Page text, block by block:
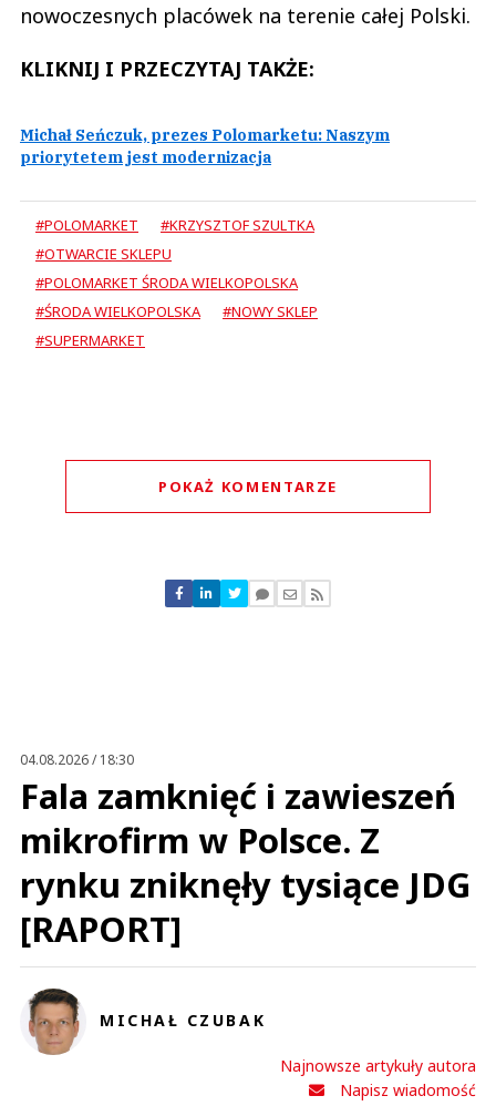
nowoczesnych placówek na terenie całej Polski.
KLIKNIJ I PRZECZYTAJ TAKŻE:
Michał Seńczuk, prezes Polomarketu: Naszym
priorytetem jest modernizacja
#POLOMARKET
#KRZYSZTOF SZULTKA
#OTWARCIE SKLEPU
#POLOMARKET ŚRODA WIELKOPOLSKA
#ŚRODA WIELKOPOLSKA
#NOWY SKLEP
#SUPERMARKET
POKAŻ KOMENTARZE
Nie znaleziono komentarzy
Zostaw swoje komentarze
04.08.2026 / 18:30
Fala zamknięć i zawieszeń
mikrofirm w Polsce. Z
rynku zniknęły tysiące JDG
[RAPORT]
MICHAŁ CZUBAK
Najnowsze artykuły autora
Napisz wiadomość